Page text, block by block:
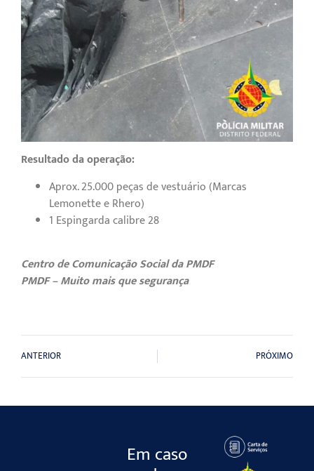
Resultado da operação:
Aprox. 25.000 peças de vestuário (Marcas
Lemonette e Rhero)
1 Espingarda calibre 28
Centro de Comunicação Social da PMDF
PMDF – Muito mais que segurança
ANTERIOR PRÓXIMO
Em caso